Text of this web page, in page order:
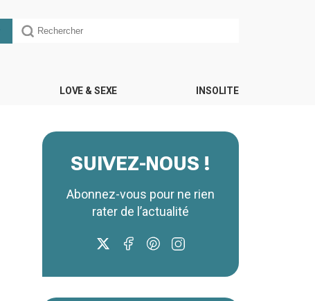
LOVE & SEXE INSOLITE
SUIVEZ-NOUS !
Abonnez-vous pour ne rien
rater de l’actualité